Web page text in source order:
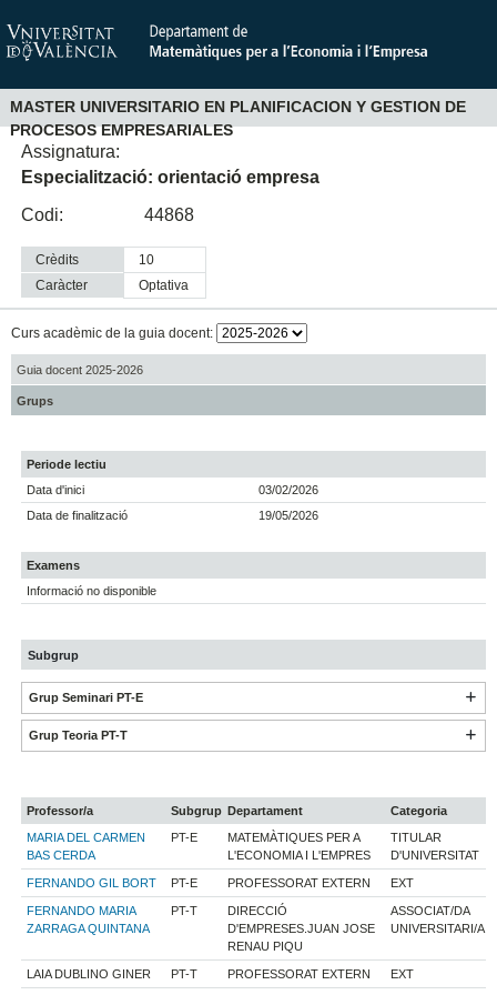
MASTER UNIVERSITARIO EN PLANIFICACION Y GESTION DE
PROCESOS EMPRESARIALES
Assignatura:
Especialització: orientació empresa
Codi:
44868
Crèdits
10
Caràcter
optativa
Curs acadèmic de la guia docent:
Guia docent 2025-2026
Grups
Periode lectiu
Data d'inici
03/02/2026
Data de finalització
19/05/2026
Examens
Informació no disponible
Subgrup
Grup Seminari PT-E
Grup Teoria PT-T
Professor/a Subgrup Departament
Categoria
MARIA DEL CARMEN
BAS CERDA
PT-E
MATEMÀTIQUES PER A
L'ECONOMIA I L'EMPRES
TITULAR
D'UNIVERSITAT
FERNANDO GIL BORT PT-E PROFESSORAT EXTERN EXT
FERNANDO MARIA
ZARRAGA QUINTANA
PT-T
DIRECCIÓ
D'EMPRESES.JUAN JOSE
RENAU PIQU
ASSOCIAT/DA
UNIVERSITARI/A
LAIA DUBLINO GINER PT-T PROFESSORAT EXTERN EXT